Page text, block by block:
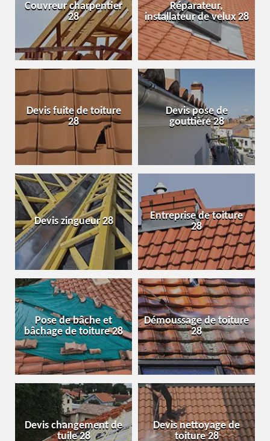
Couvreur charpentier
28
Réparateur,
installateur de velux 28
Devis fuite de toiture
28
Devis pose de
gouttière 28
Devis zingueur 28
Entreprise de toiture
28
Pose de bâche et
bâchage de toiture 28
Démoussage de toiture
28
Devis changement de
tuile 28
Devis nettoyage de
toiture 28